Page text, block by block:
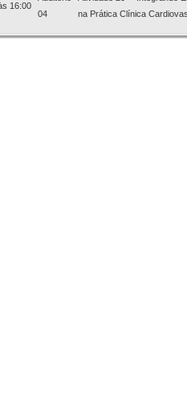
16:00
04
na Prática Clínica